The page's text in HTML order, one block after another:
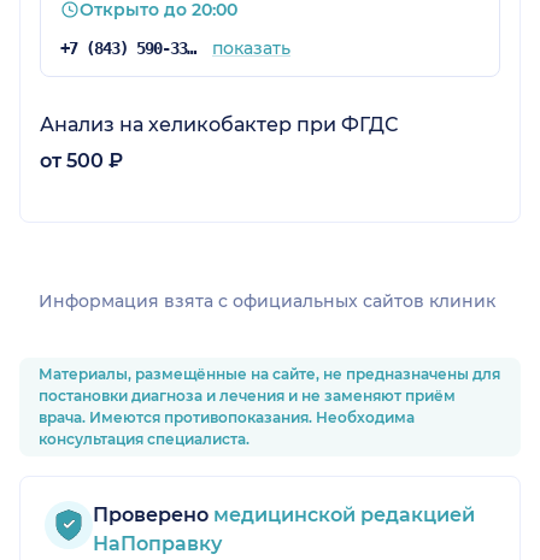
Открыто до 20:00
+7 (843) 590-33-33 показать
Анализ на хеликобактер при ФГДС
от 500 ₽
Информация взята c официальных сайтов клиник
Материалы, размещённые на сайте, не предназначены для
постановки диагноза и лечения и не заменяют приём
врача. Имеются противопоказания. Необходима
консультация специалиста.
Проверено медицинской редакцией
НаПоправку